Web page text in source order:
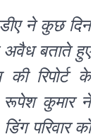
ने कुछ दिन
बताते हुए
रिपोर्ट के
रूपेश कुमार ने
परिवार को